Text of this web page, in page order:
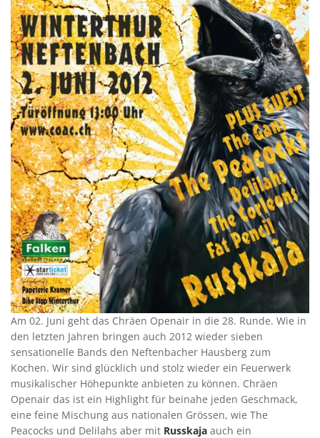
Am 02. Juni geht das Chräen Openair in die 28. Runde. Wie in
den letzten Jahren bringen auch 2012 wieder sieben
sensationelle Bands den Neftenbacher Hausberg zum
Kochen. Wir sind glücklich und stolz wieder ein Feuerwerk
musikalischer Höhepunkte anbieten zu können. Chräen
Openair das ist ein Highlight für beinahe jeden Geschmack,
eine feine Mischung aus nationalen Grössen, wie The
Peacocks und Delilahs aber mit Russkaja auch ein